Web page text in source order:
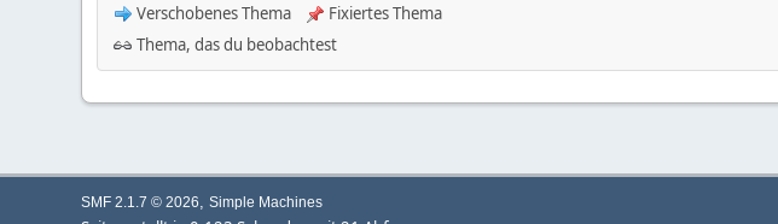
Verschobenes Thema
Fixiertes Thema
Thema, das du beobachtest
SMF 2.1.7 © 2026,Simple Machines